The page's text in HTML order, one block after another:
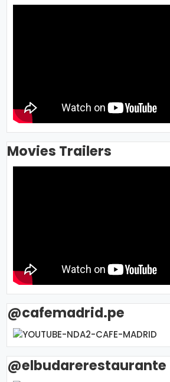
Movies Trailers
@cafemadrid.pe
@elbudarerestaurante